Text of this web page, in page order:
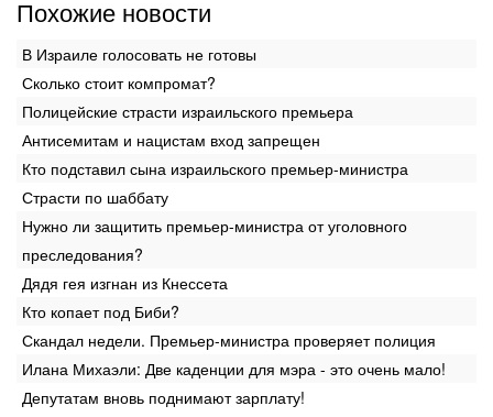
Похожие новости
В Израиле голосовать не готовы
Сколько стоит компромат?
Полицейские страсти израильского премьера
Антисемитам и нацистам вход запрещен
Кто подставил сына израильского премьер-министра
Страсти по шаббату
Нужно ли защитить премьер-министра от уголовного
преследования?
Дядя гея изгнан из Кнессета
Кто копает под Биби?
Скандал недели. Премьер-министра проверяет полиция
Илана Михаэли: Две каденции для мэра - это очень мало!
Депутатам вновь поднимают зарплату!